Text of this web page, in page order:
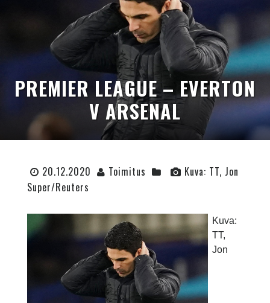
PREMIER LEAGUE – EVERTON
V ARSENAL
20.12.2020 Toimitus
Kuva: TT, Jon
Super/Reuters
Kuva:
TT,
Jon